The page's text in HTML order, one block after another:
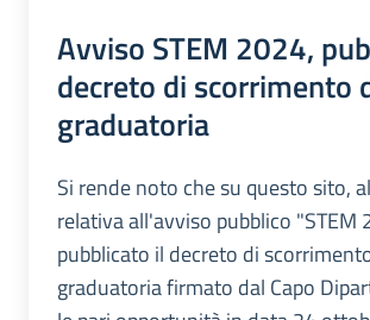
Avviso STEM 2024,
decreto di scorrimento
graduatoria
Si rende noto che su questo sito,
relativa all'avviso pubblico "STEM
pubblicato il decreto di
graduatoria firmato dal Capo